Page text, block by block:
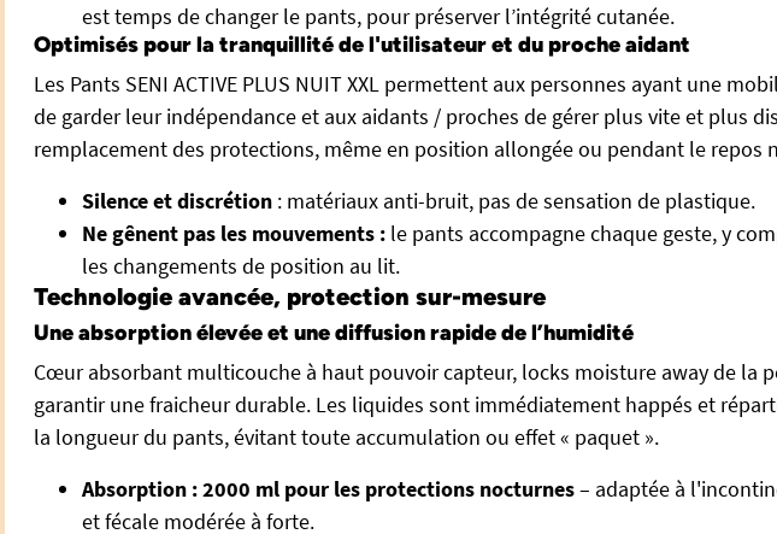
est temps de changer le pants, pour préserver l’intégrité cutanée.
Optimisés pour la tranquillité de l'utilisateur et du proche aidant
Les Pants SENI ACTIVE PLUS NUIT XXL permettent aux personnes ayant une
de garder leur indépendance et aux aidants / proches de gérer plus vite et plus
remplacement des protections, même en position allongée ou pendant le repos
Silence et discrétion : matériaux anti-bruit, pas de sensation de plastique.
Ne gênent pas les mouvements : le pants accompagne chaque geste, y
les changements de position au lit.
Technologie avancée, protection sur-mesure
Une absorption élevée et une diffusion rapide de l’humidité
Cœur absorbant multicouche à haut pouvoir capteur, locks moisture away de la
garantir une fraicheur durable. Les liquides sont immédiatement happés et
la longueur du pants, évitant toute accumulation ou effet « paquet ».
Absorption : 2000 ml pour les protections nocturnes– adaptée à
et fécale modérée à forte.